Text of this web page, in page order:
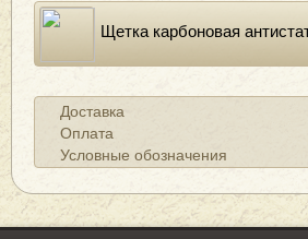
Щетка карбоновая
Доставка
Оплата
Условные обозначения